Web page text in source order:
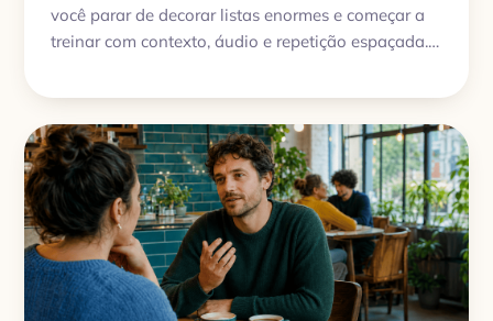
você parar de decorar listas enormes e começar a
treinar com contexto, áudio e repetição espaçada.
como o My Lingua Cards pode ajudar.